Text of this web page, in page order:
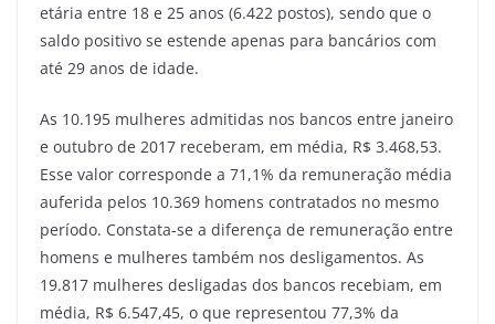
etária entre 18 e 25 anos (6.422 postos), sendo que o
saldo positivo se estende apenas para bancários com
até 29 anos de idade.
As 10.195 mulheres admitidas nos bancos entre janeiro
e outubro de 2017 receberam, em média, R$ 3.468,53.
Esse valor corresponde a 71,1% da remuneração média
auferida pelos 10.369 homens contratados no mesmo
período. Constata-se a diferença de remuneração entre
homens e mulheres também nos desligamentos. As
19.817 mulheres desligadas dos bancos recebiam, em
média, R$ 6.547,45, o que representou 77,3% da